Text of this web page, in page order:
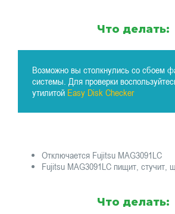
Что делать:
Возможно вы столкнулись со сбоем
системы. Для проверки
утилитой Easy Disk Checker
Отключается Fujitsu MAG3091LC
Fujitsu MAG3091LC пищит, стучит,
Что делать: